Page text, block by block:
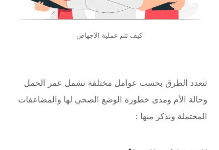
كيف تتم عملية الاجهاض
تتعدد الطرق بحسب عوامل مختلفة تشمل عمر الحمل
وحالة الأم ومدى خطورة الوضع الصحي لها والمضاعفات
المحتملة ونذكر منها :